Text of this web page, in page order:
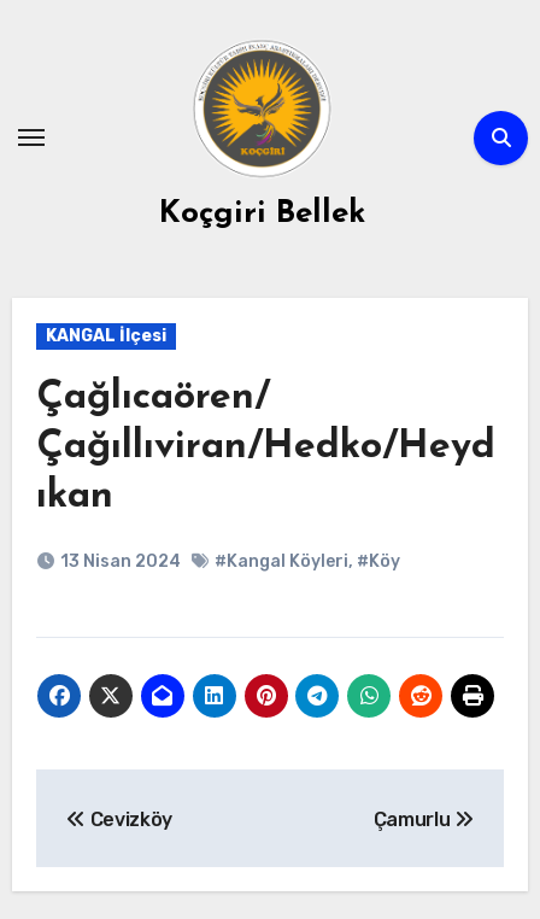
Koçgiri Bellek
KANGAL İlçesi
Çağlıcaören/
Çağıllıviran/Hedko/Heyd
ıkan
13 Nisan 2024 #Kangal Köyleri, #Köy
gezinmesi
Cevizköy Çamurlu